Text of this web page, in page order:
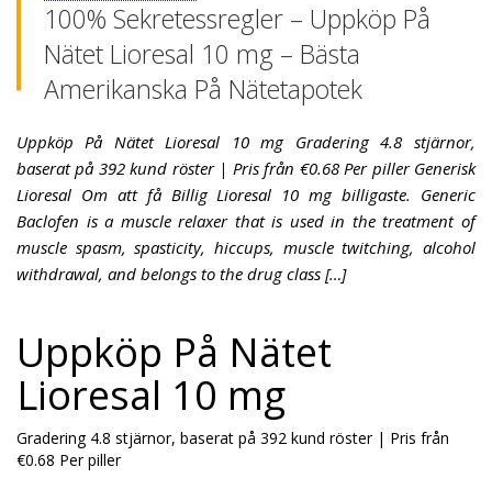
100% Sekretessregler – Uppköp På
Nätet Lioresal 10 mg – Bästa
Amerikanska På Nätetapotek
Uppköp På Nätet Lioresal 10 mg Gradering 4.8 stjärnor,
baserat på 392 kund röster | Pris från €0.68 Per piller Generisk
Lioresal Om att få Billig Lioresal 10 mg billigaste. Generic
Baclofen is a muscle relaxer that is used in the treatment of
muscle spasm, spasticity, hiccups, muscle twitching, alcohol
withdrawal, and belongs to the drug class […]
Uppköp På Nätet
Lioresal 10 mg
Gradering 4.8 stjärnor, baserat på 392 kund röster| Pris från
€0.68 Per piller